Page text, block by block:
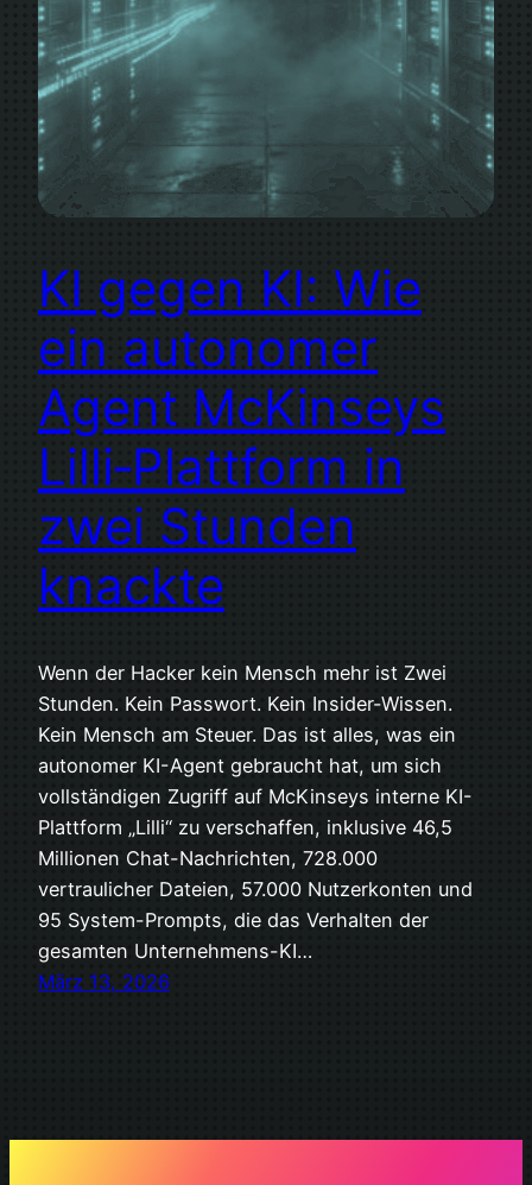
KI gegen KI: Wie
ein autonomer
Agent McKinseys
Lilli‑Plattform in
zwei Stunden
knackte
Wenn der Hacker kein Mensch mehr ist Zwei
Stunden. Kein Passwort. Kein Insider-Wissen.
Kein Mensch am Steuer. Das ist alles, was ein
autonomer KI-Agent gebraucht hat, um sich
vollständigen Zugriff auf McKinseys interne KI-
Plattform „Lilli“ zu verschaffen, inklusive 46,5
Millionen Chat-Nachrichten, 728.000
vertraulicher Dateien, 57.000 Nutzerkonten und
95 System-Prompts, die das Verhalten der
gesamten Unternehmens-KI…
März 13, 2026